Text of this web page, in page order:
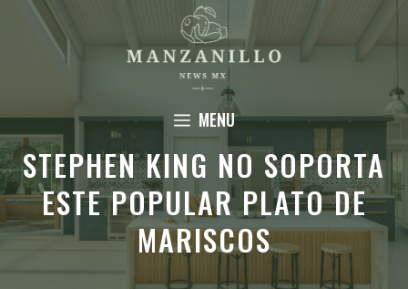
Saltar
contenido
MENU
STEPHEN KING NO SOPORTA
ESTE POPULAR PLATO DE
MARISCOS